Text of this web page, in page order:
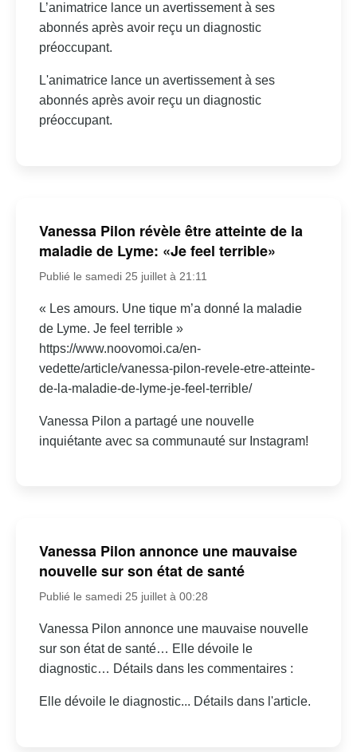
L’animatrice lance un avertissement à ses
abonnés après avoir reçu un diagnostic
préoccupant.
L'animatrice lance un avertissement à ses
abonnés après avoir reçu un diagnostic
préoccupant.
Vanessa Pilon révèle être atteinte de la
maladie de Lyme: «Je feel terrible»
Publié le samedi 25 juillet à 21:11
« Les amours. Une tique m’a donné la maladie
de Lyme. Je feel terrible »
https://www.noovomoi.ca/en-
vedette/article/vanessa-pilon-revele-etre-atteinte-
de-la-maladie-de-lyme-je-feel-terrible/
Vanessa Pilon a partagé une nouvelle
inquiétante avec sa communauté sur Instagram!
Vanessa Pilon annonce une mauvaise
nouvelle sur son état de santé
Publié le samedi 25 juillet à 00:28
Vanessa Pilon annonce une mauvaise nouvelle
sur son état de santé… Elle dévoile le
diagnostic… Détails dans les commentaires :
Elle dévoile le diagnostic... Détails dans l'article.